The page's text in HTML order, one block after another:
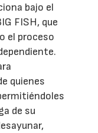
bajo el
FISH, que
el proceso
quienes
de su